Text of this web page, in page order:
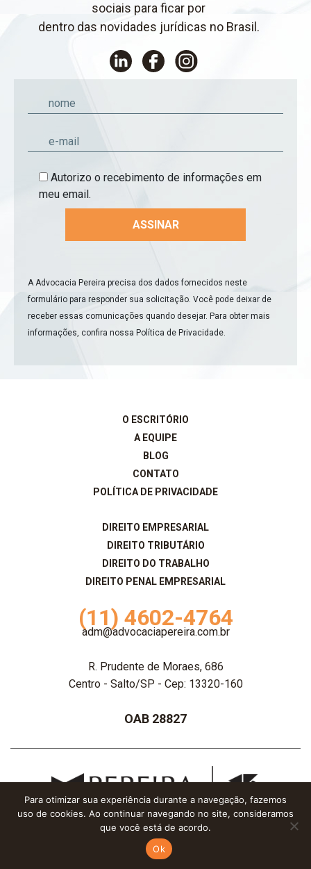
sociais para ficar por
dentro das novidades jurídicas no Brasil.
Autorizo o recebimento de informações em
meu email.
A Advocacia Pereira precisa dos dados fornecidos neste
formulário para responder sua solicitação. Você pode deixar de
receber essas comunicações quando desejar. Para obter mais
informações, confira nossa Política de Privacidade.
O ESCRITÓRIO
A EQUIPE
BLOG
CONTATO
POLÍTICA DE PRIVACIDADE
DIREITO EMPRESARIAL
DIREITO TRIBUTÁRIO
DIREITO DO TRABALHO
DIREITO PENAL EMPRESARIAL
(11) 4602-4764
adm@advocaciapereira.com.br
R. Prudente de Moraes, 686
Centro - Salto/SP - Cep: 13320-160
OAB 28827
Advocacia Pereira - 2020 © Todos os direitos reservados
Para otimizar sua experiência durante a navegação, fazemos
uso de cookies. Ao continuar navegando no site, consideramos
que você está de acordo.
Ok